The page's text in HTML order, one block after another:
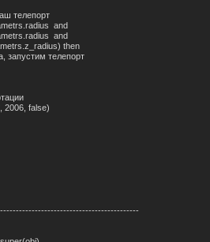
телепорт
and
and
then
телепорт
false)